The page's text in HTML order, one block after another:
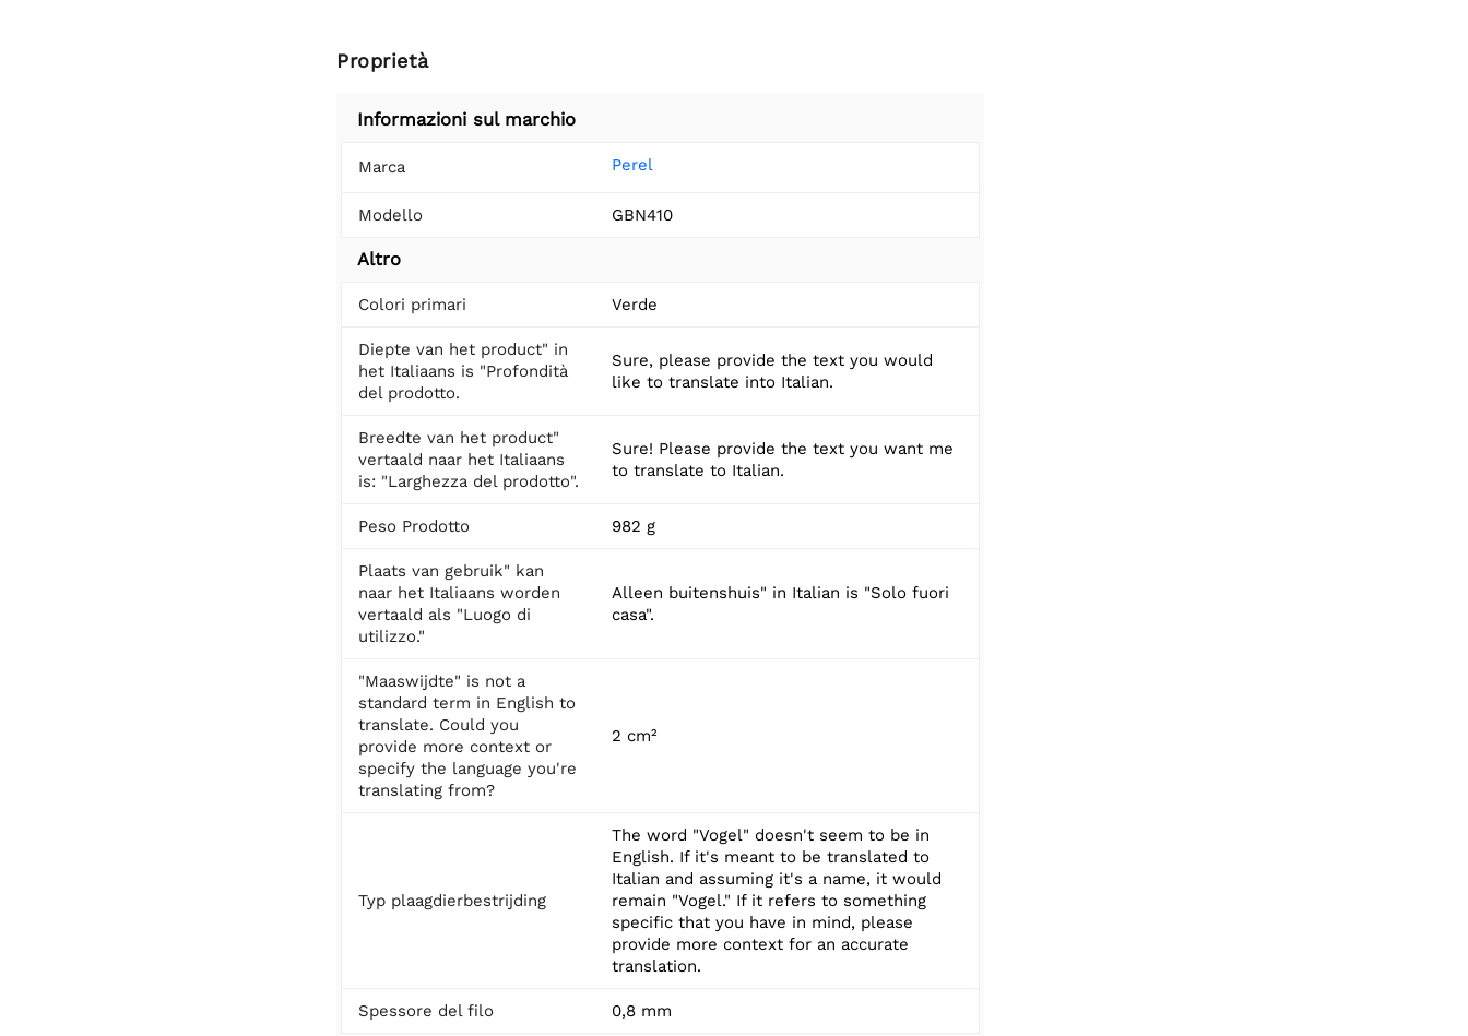
Proprietà
Informazioni sul marchio
Marca Perel
Modello GBN410
Altro
Colori primari Verde
Diepte van het product" in
het Italiaans is "Profondità
del prodotto.
Sure, please provide the text you would
like to translate into Italian.
Breedte van het product"
vertaald naar het Italiaans
is: "Larghezza del prodotto".
Sure! Please provide the text you want me
to translate to Italian.
Peso Prodotto 982 g
Plaats van gebruik" kan
naar het Italiaans worden
vertaald als "Luogo di
utilizzo."
Alleen buitenshuis" in Italian is "Solo fuori
casa".
"Maaswijdte" is not a
standard term in English to
translate. Could you
provide more context or
specify the language you're
translating from?
2 cm²
Typ plaagdierbestrijding
The word "Vogel" doesn't seem to be in
English. If it's meant to be translated to
Italian and assuming it's a name, it would
remain "Vogel." If it refers to something
specific that you have in mind, please
provide more context for an accurate
translation.
Spessore del filo 0,8 mm